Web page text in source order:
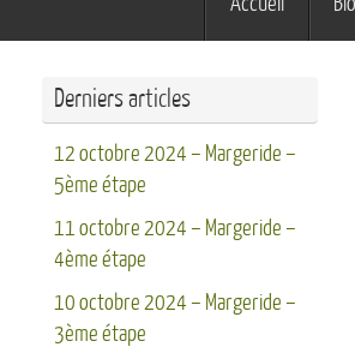
Derniers articles
12 octobre 2024 – Margeride –
5ème étape
11 octobre 2024 – Margeride –
4ème étape
10 octobre 2024 – Margeride –
3ème étape